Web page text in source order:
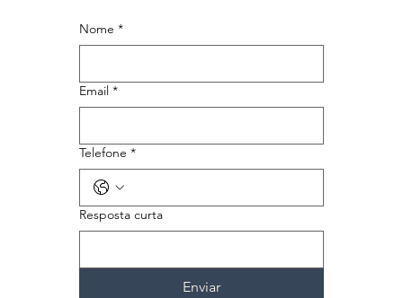
Nome *
Email *
Telefone *
Resposta curta
Enviar